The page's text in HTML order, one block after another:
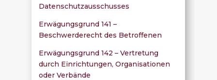
Datenschutzausschusses
Erwägungsgrund 141 –
Beschwerderecht des Betroffenen
Erwägungsgrund 142 – Vertretung
durch Einrichtungen, Organisationen
oder Verbände